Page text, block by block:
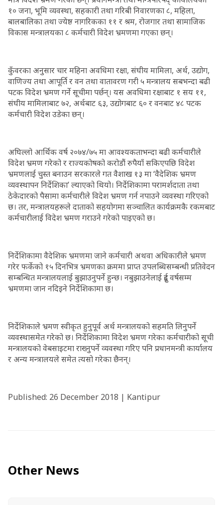
१० जना, भूमि व्यवस्था, सहकारी तथा गरिबी निवारणका ८, महिला,
बालबालिका तथा ज्येष्ठ नागरिकका ११ र श्रम, रोजगार तथा सामाजिक
विकास मन्त्रालयका ८ कर्मचारी विदेश भ्रमणमा गएका छन्।
कुँवरका अनुसार चार महिना अवधिमा रक्षा, संघीय मामिला, अर्थ, उद्योग,
वाणिज्य तथा आपूर्ति र वन तथा वातावरण गरी ५ मन्त्रालय सबभन्दा बढी
पटक विदेश भ्रमण गर्ने सूचीमा पर्छन्। यस अवधिमा रक्षाबाट १ सय ११,
संघीय मामिलाबाट ७२, अर्थबाट ६३, उद्योगबाट ६० र वनबाट ४८ पटक
कर्मचारी विदेश उडेका छन्।
अघिल्लो आर्थिक वर्ष २०७४/७५ मा आवश्यकताभन्दा बढी कर्मचारीले
विदेश भ्रमण गरेको र राज्यकोषको करोडौं रुपैयाँ सकिएपछि विदेश
भ्रमणलाई चुस्त बनाउन सरकारले गत वैशाख १३ मा ‘वैदेशिक भ्रमण
व्यवस्थापन निर्देशिका’ ल्याएको थियो। निर्देशिकामा परामर्शदाता तथा
ठेकेदारको पैसामा कर्मचारीले विदेश भ्रमण गर्न नपाउने व्यवस्था गरिएको
छ। तर, मन्त्रालयहरूले दाताको सहयोगमा सञ्चालित कार्यक्रमकै रकमबाट
कर्मचारीलाई विदेश भ्रमण गराउने गरेको पाइएको छ।
निर्देशिकामा वैदेशिक भ्रमणमा जाने कर्मचारी अथवा अधिकारीले भ्रमण
गरेर फर्केको १५ दिनभित्र भ्रमणका क्रममा प्राप्त उपलब्धिसम्बन्धी प्रतिवेदन
सम्बन्धित मन्त्रालयलाई बुझाउनुपर्ने हुन्छ। नबुझाउनेलाई दुई वर्षसम्म
भ्रमणमा जान नदिइने निर्देशिकामा छ।
निर्देशिकाले भ्रमण स्वीकृत हुनुपूर्व अर्थ मन्त्रालयको सहमति लिनुपर्ने
व्यवस्थासमेत गरेको छ। निर्देशिकामा विदेश भ्रमण गरेका कर्मचारीको सूची
मन्त्रालयको वेबसाइटमा राख्नुपर्ने व्यवस्था गरिए पनि प्रधानमन्त्री कार्यालय
र अन्य मन्त्रालयले समेत त्यसो गरेका छैनन्।
Published: 26 December 2018 | Kantipur
Other News